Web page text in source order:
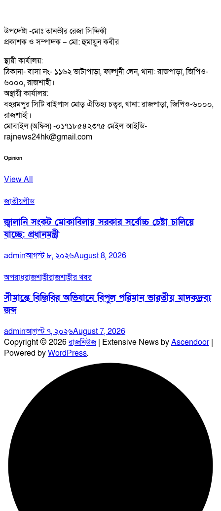
উপদেষ্টা -মোঃ তানভীর রেজা সিদ্দিকী
প্রকাশক ও সম্পাদক – মো: হুমায়ুন কবীর
স্থায়ী কার্যালয়:
ঠিকানা- বাসা নং- ১১৬২ ভাটাপাড়া, ফাল্গুনী লেন, থানা: রাজপাড়া, জিপিও-
৬০০০, রাজশাহী।
অস্থায়ী কার্যালয়:
বহরমপুর সিটি বাইপাস মোড় ঐতিহ্য চত্বর, থানা: রাজপাড়া, জিপিও-৬০০০,
রাজশাহী।
মোবাইল (অফিস) -০১৭১৮৫৪২৩৭৫ মেইল আইডি-
rajnews24hk@gmail.com
Opinion
View All
জাতীয়লীড
জ্বালানি সংকট মোকাবিলায় সরকার সর্বোচ্চ চেষ্টা চালিয়ে
যাচ্ছে: প্রধানমন্ত্রী
adminআগস্ট ৮, ২০২৬August 8, 2026
অপরাধরাজশাহীরাজশাহীর খবর
সীমান্তে বিজিবির অভিযানে বিপুল পরিমান ভারতীয় মাদকদ্রব্য
জব্দ
adminআগস্ট ৭, ২০২৬August 7, 2026
Copyright © 2026রাজনিউজ| Extensive News byAscendoor|
Powered byWordPress.